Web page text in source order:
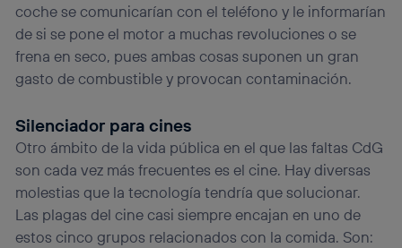
coche se comunicarían con el teléfono y le informarían
de si se pone el motor a muchas revoluciones o se
frena en seco, pues ambas cosas suponen un gran
gasto de combustible y provocan contaminación.
Silenciador para cines
Otro ámbito de la vida pública en el que las faltas CdG
son cada vez más frecuentes es el cine. Hay diversas
molestias que la tecnología tendría que solucionar.
Las plagas del cine casi siempre encajan en uno de
estos cinco grupos relacionados con la comida. Son: